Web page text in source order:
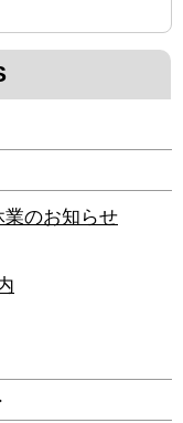
のお知らせ